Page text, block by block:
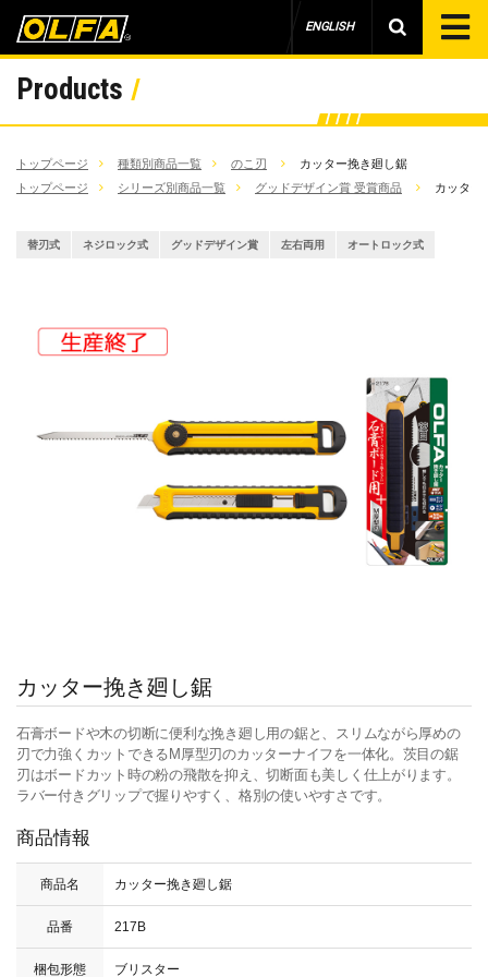
ENGLISH
Products
トップページ 種類別商品一覧 のこ刃
カッター挽き廻し鋸
トップページ
シリーズ別商品一覧 グッドデザイン賞 受賞商品 カッター
替刃式 ネジロック式 グッドデザイン賞 左右両用 オートロック式
カッター挽き廻し鋸
石膏ボードや木の切断に便利な挽き廻し用の鋸と、スリムながら厚めの
刃で力強くカットできるM厚型刃のカッターナイフを一体化。茨目の鋸
刃はボードカット時の粉の飛散を抑え、切断面も美しく仕上がります。
ラバー付きグリップで握りやすく、格別の使いやすさです。
商品情報
商品名 カッター挽き廻し鋸
品番 217B
梱包形態 ブリスター